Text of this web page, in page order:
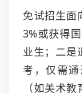
免试招生面
3%或获得
业生；二是
考，仅需
（如美术